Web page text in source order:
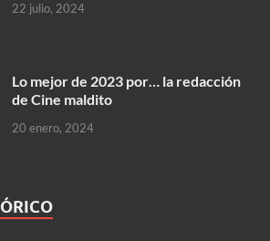
22 julio, 2024
Lo mejor de 2023 por… la redacción
de Cine maldito
20 enero, 2024